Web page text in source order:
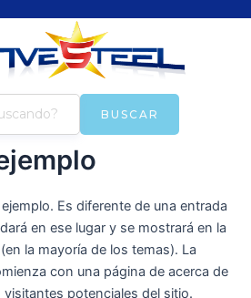
BUSCAR
Es diferente de una entrada
en ese lugar y se mostrará en la
la mayoría de los temas). La
con una página de acerca de
potenciales del sitio.